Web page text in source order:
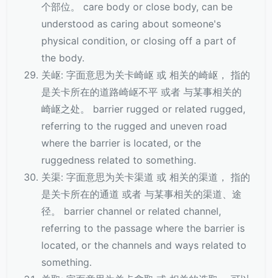
个部位。 care body or close body, can be
understood as caring about someone's
physical condition, or closing off a part of
the body.
关岖: 字面意思为关卡崎岖 或 相关的崎岖， 指的
是关卡所在的道路崎岖不平 或者 与某事相关的
崎岖之处。 barrier rugged or related rugged,
referring to the rugged and uneven road
where the barrier is located, or the
ruggedness related to something.
关渠: 字面意思为关卡渠道 或 相关的渠道， 指的
是关卡所在的通道 或者 与某事相关的渠道、途
径。 barrier channel or related channel,
referring to the passage where the barrier is
located, or the channels and ways related to
something.